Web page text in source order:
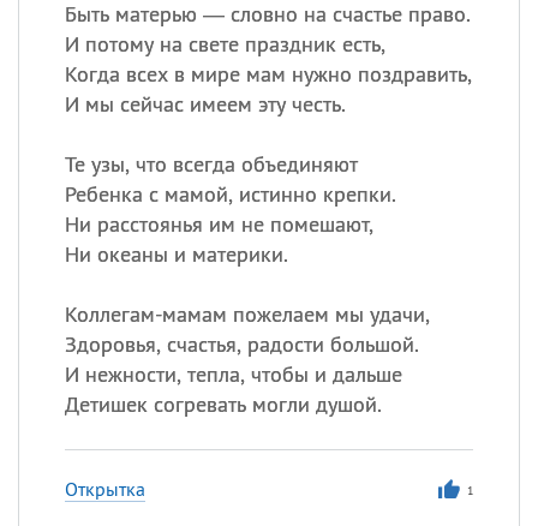
Быть матерью — словно на счастье право.
И потому на свете праздник есть,
Когда всех в мире мам нужно поздравить,
И мы сейчас имеем эту честь.
Те узы, что всегда объединяют
Ребенка с мамой, истинно крепки.
Ни расстоянья им не помешают,
Ни океаны и материки.
Коллегам-мамам пожелаем мы удачи,
Здоровья, счастья, радости большой.
И нежности, тепла, чтобы и дальше
Детишек согревать могли душой.
Открытка 1